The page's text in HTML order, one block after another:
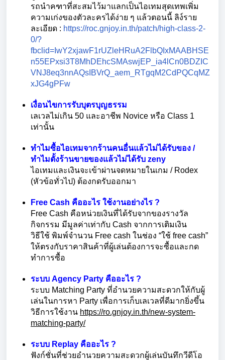
รถนำคฑาที่สะสมไว้มาแลกเป็นไอเทมสุดเทพเพิ่ม
ความเก่งของตัวละครได้ง่าย ๆ แล้วตอนนี้ ลิง์ราย
ละเอียด : https://roc.gnjoy.in.th/patch/high-class-2-
0/?
fbclid=IwY2xjawF1rUZleHRuA2FlbQIxMAABHSE
n55EPxsi3T8MhDEhcSMAswjEP_ia4lCn0BDZIC
VNJ8eq3nnAQsIBVrQ_aem_RTgqM2CdPQCqMZ
xJG4gPFw
เงื่อนไขการรับบุตรบุญธรรม
เลเวลไม่เกิน 50 และอาชีพ Novice หรือ Class 1
เท่านั้น
ทำไมซื้อไอเทมจากร้านคนอื่นแล้วไม่ได้รับของ /
ทำไมตั้งร้านขายของแล้วไม่ได้รับ zeny
ไอเทมและเงินจะเข้าผ่านจดหมายในเกม / Rodex
(หัวข้อทั่วไป) ต้องกดรับออกมา
Free Cash คืออะไร ใช้งานอย่างไร ?
Free Cash คือหน่วยเงินที่ได้รับจากของรางวัล
กิจกรรม มีมูลค่าเท่ากับ Cash จากการเติมเงิน
วิธีใช้ พิมพ์จำนวน Free cash ในช่อง “ใช้ free cash”
ให้ตรงกับราคาสินค้าที่ผู้เล่นต้องการจะซื้อและกด
ทำการซื้อ
ระบบ Agency Party คืออะไร ?
ระบบ Matching Party ที่อำนวยความสะดวกให้กับผู้
เล่นในการหา Party เพื่อการเก็บเลเวลที่ดีมากยิ่งขึ้น
วิธีการใช้งาน https://ro.gnjoy.in.th/new-system-
matching-party/
ระบบ Replay คืออะไร ?
ฟังก์ชั่นที่ช่วยอำนวยความสะดวกผู้เล่นบันทึกวีดีโอ